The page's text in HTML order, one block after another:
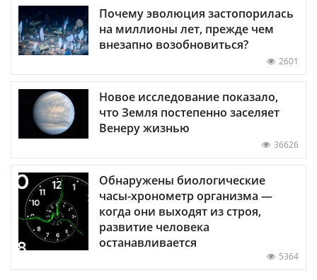
Почему эволюция застопорилась
на миллионы лет, прежде чем
внезапно возобновиться?
2601
Новое исследование показало,
что Земля постепенно заселяет
Венеру жизнью
36626
Обнаружены биологические
часы-хронометр организма —
когда они выходят из строя,
развитие человека
останавливается
5364